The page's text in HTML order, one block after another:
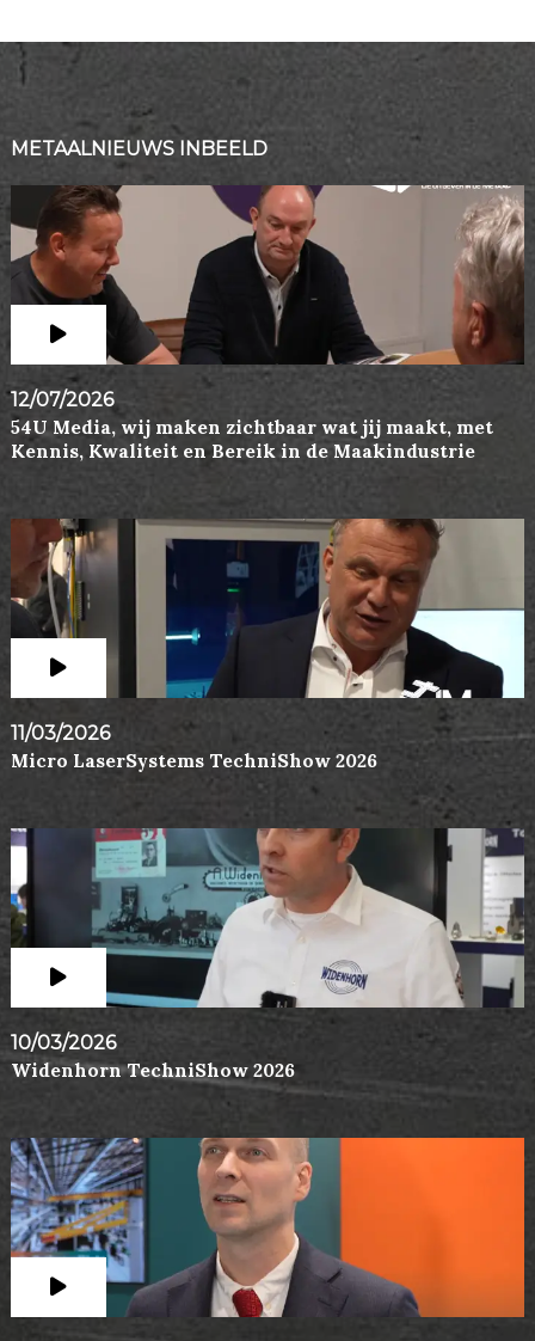
METAALNIEUWS INBEELD
12/07/2026
54U Media, wij maken zichtbaar wat jij maakt, met
Kennis, Kwaliteit en Bereik in de Maakindustrie
11/03/2026
Micro LaserSystems TechniShow 2026
10/03/2026
Widenhorn TechniShow 2026